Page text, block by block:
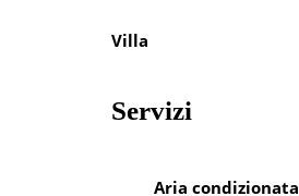
Villa
Servizi
Aria condizionata